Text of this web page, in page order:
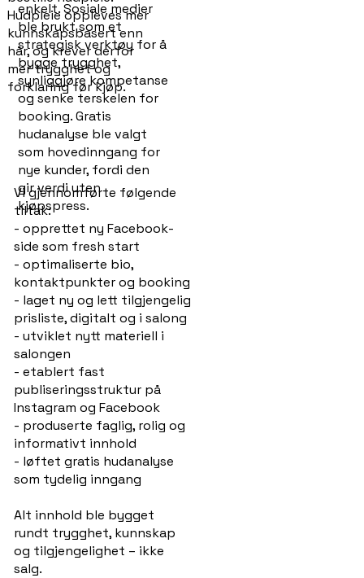
Hudpleie oppleves mer
kunnskapsbasert enn
hår, og krever derfor
mer trygghet og
forklaring før kjøp.
enkelt. Sosiale medier
ble brukt som et
strategisk verktøy for å
bygge trygghet,
synliggjøre kompetanse
og senke terskelen for
booking. Gratis
hudanalyse ble valgt
som hovedinngang for
nye kunder, fordi den
gir verdi uten
kjøpspress.
Vi gjennomførte følgende
tiltak:
- opprettet ny Facebook-
side som fresh start
- optimaliserte bio,
kontaktpunkter og booking
- laget ny og lett tilgjengelig
prisliste, digitalt og i salong
- utviklet nytt materiell i
salongen
- etablert fast
publiseringsstruktur på
Instagram og Facebook
- produserte faglig, rolig og
informativt innhold
- løftet gratis hudanalyse
som tydelig inngang
Alt innhold ble bygget
rundt trygghet, kunnskap
og tilgjengelighet – ikke
salg.